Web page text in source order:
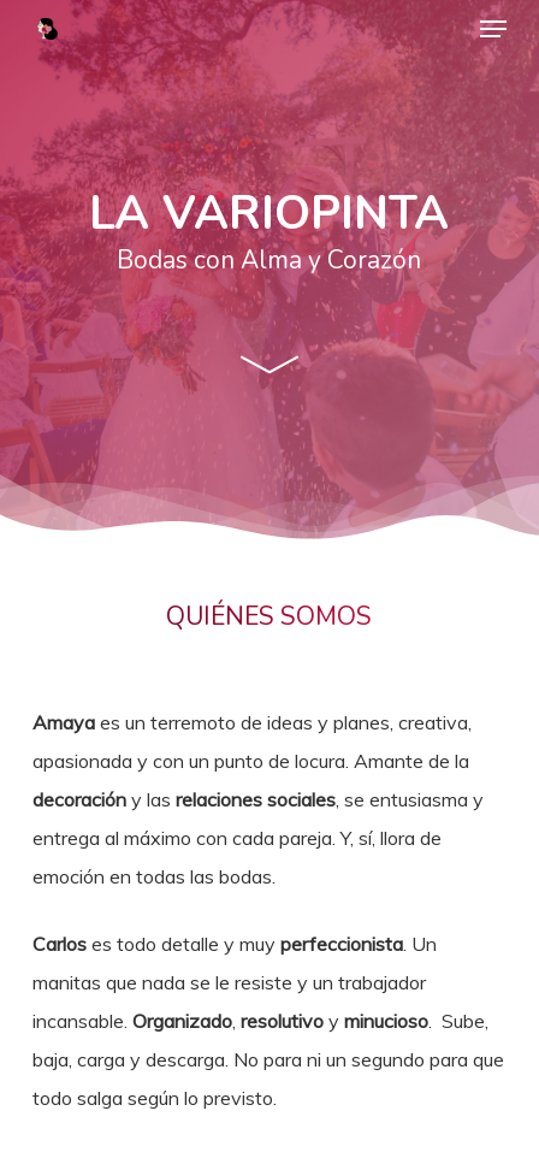
content
Menu
LA VARIOPINTA
Bodas con Alma y Corazón
QUIÉNES SOMOS
Amayaes un terremoto de ideas y planes, creativa,
apasionada y con un punto de locura. Amante de la
decoracióny las relaciones sociales, se entusiasma y
entrega al máximo con cada pareja. Y, sí, llora de
emoción en todas las bodas.
Carloses todo detalle y muy perfeccionista. Un
manitas que nada se le resiste y un trabajador
incansable. Organizado, resolutivoy minucioso. Sube,
baja, carga y descarga. No para ni un segundo para que
todo salga según lo previsto.